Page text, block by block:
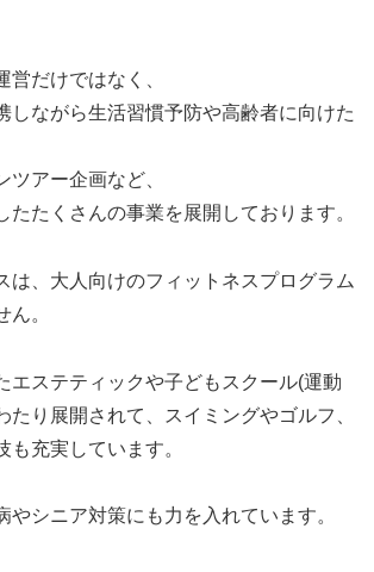
営だけではなく、
しながら生活習慣予防や高齢者に向けた
ツアー企画など、
たたくさんの事業を展開しております。
は、大人向けのフィットネスプログラム
ん。
エステティックや子どもスクール(運動
たり展開されて、スイミングやゴルフ、
も充実しています。
やシニア対策にも力を入れています。